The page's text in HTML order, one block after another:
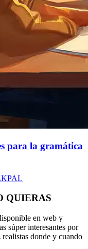
para la gramática
QUIERAS
en web y
súper interesantes por
donde y cuando